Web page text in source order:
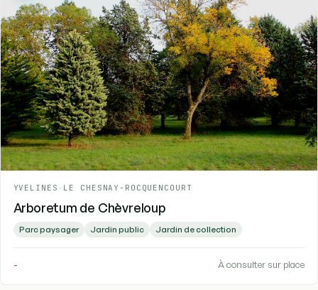
YVELINES - LE CHESNAY-ROCQUENCOURT
Arboretum de Chèvreloup
Parc paysager Jardin public Jardin de collection
- À consulter sur place